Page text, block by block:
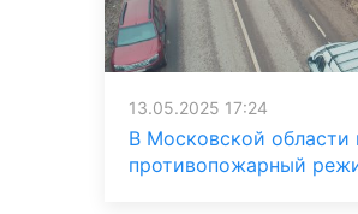
13.05.2025 17:24
В Московской области
противопожарный